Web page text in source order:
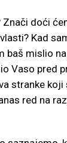
doći
Kad
baš mislio
Vaso pred
stranke koji
red na